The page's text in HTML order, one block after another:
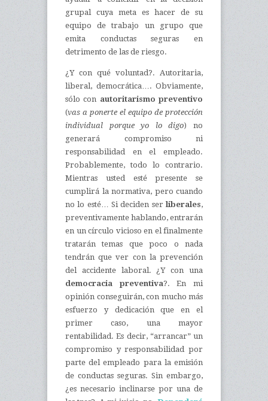
grupal cuya meta es hacer de su
equipo de trabajo un grupo que
emita conductas seguras en
detrimento de las de riesgo.
¿Y con qué voluntad?. Autoritaria,
liberal, democrática…. Obviamente,
sólo con autoritarismo preventivo
(vas a ponerte el equipo de protección
individual porque yo lo digo) no
generará compromiso ni
responsabilidad en el empleado.
Probablemente, todo lo contrario.
Mientras usted esté presente se
cumplirá la normativa, pero cuando
no lo esté… Si deciden ser liberales,
preventivamente hablando, entrarán
en un círculo vicioso en el finalmente
tratarán temas que poco o nada
tendrán que ver con la prevención
del accidente laboral. ¿Y con una
democracia preventiva?. En mi
opinión conseguirán, con mucho más
esfuerzo y dedicación que en el
primer caso, una mayor
rentabilidad. Es decir, “arrancar” un
compromiso y responsabilidad por
parte del empleado para la emisión
de conductas seguras. Sin embargo,
¿es necesario inclinarse por una de